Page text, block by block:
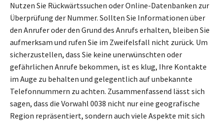
Nutzen Sie Rückwärtssuchen oder Online-Datenbanken zur
Überprüfung der Nummer. Sollten Sie Informationen über
den Anrufer oder den Grund des Anrufs erhalten, bleiben Sie
aufmerksam und rufen Sie im Zweifelsfall nicht zurück. Um
sicherzustellen, dass Sie keine unerwünschten oder
gefährlichen Anrufe bekommen, ist es klug, Ihre Kontakte
im Auge zu behalten und gelegentlich auf unbekannte
Telefonnummern zu achten. Zusammenfassend lässt sich
sagen, dass die Vorwahl 0038 nicht nur eine geografische
Region repräsentiert, sondern auch viele Aspekte mit sich